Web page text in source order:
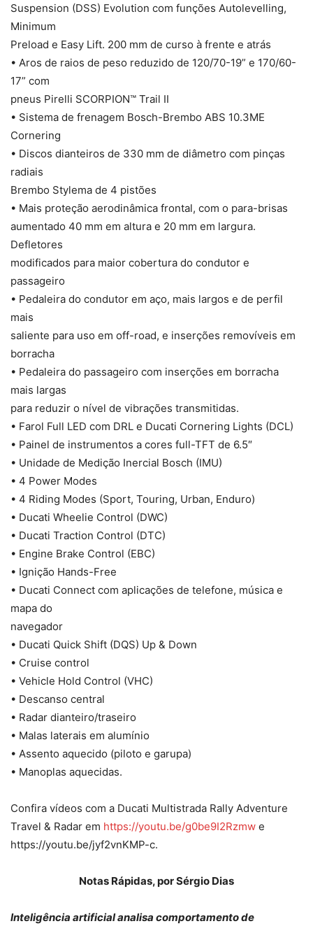
Suspension (DSS) Evolution com funções Autolevelling,
Minimum
Preload e Easy Lift. 200 mm de curso à frente e atrás
• Aros de raios de peso reduzido de 120/70-19” e 170/60-
17” com
pneus Pirelli SCORPION™ Trail II
• Sistema de frenagem Bosch-Brembo ABS 10.3ME
Cornering
• Discos dianteiros de 330 mm de diâmetro com pinças
radiais
Brembo Stylema de 4 pistões
• Mais proteção aerodinâmica frontal, com o para-brisas
aumentado 40 mm em altura e 20 mm em largura.
Defletores
modificados para maior cobertura do condutor e
passageiro
• Pedaleira do condutor em aço, mais largos e de perfil
mais
saliente para uso em off-road, e inserções removíveis em
borracha
• Pedaleira do passageiro com inserções em borracha
mais largas
para reduzir o nível de vibrações transmitidas.
• Farol Full LED com DRL e Ducati Cornering Lights (DCL)
• Painel de instrumentos a cores full-TFT de 6.5″
• Unidade de Medição Inercial Bosch (IMU)
• 4 Power Modes
• 4 Riding Modes (Sport, Touring, Urban, Enduro)
• Ducati Wheelie Control (DWC)
• Ducati Traction Control (DTC)
• Engine Brake Control (EBC)
• Ignição Hands-Free
• Ducati Connect com aplicações de telefone, música e
mapa do
navegador
• Ducati Quick Shift (DQS) Up & Down
• Cruise control
• Vehicle Hold Control (VHC)
• Descanso central
• Radar dianteiro/traseiro
• Malas laterais em alumínio
• Assento aquecido (piloto e garupa)
• Manoplas aquecidas.
Confira vídeos com a Ducati Multistrada Rally Adventure
Travel & Radar em https://youtu.be/g0be9I2Rzmw e
https://youtu.be/jyf2vnKMP-c.
Notas Rápidas, por Sérgio Dias
Inteligência artificial analisa comportamento de